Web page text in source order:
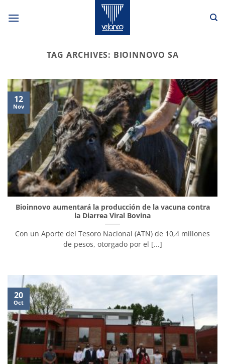
TAG ARCHIVES: BIOINNOVO SA
Bioinnovo aumentará la producción de la vacuna contra
la Diarrea Viral Bovina
Con un Aporte del Tesoro Nacional (ATN) de 10,4 millones
de pesos, otorgado por el [...]
12
Nov
20
Oct